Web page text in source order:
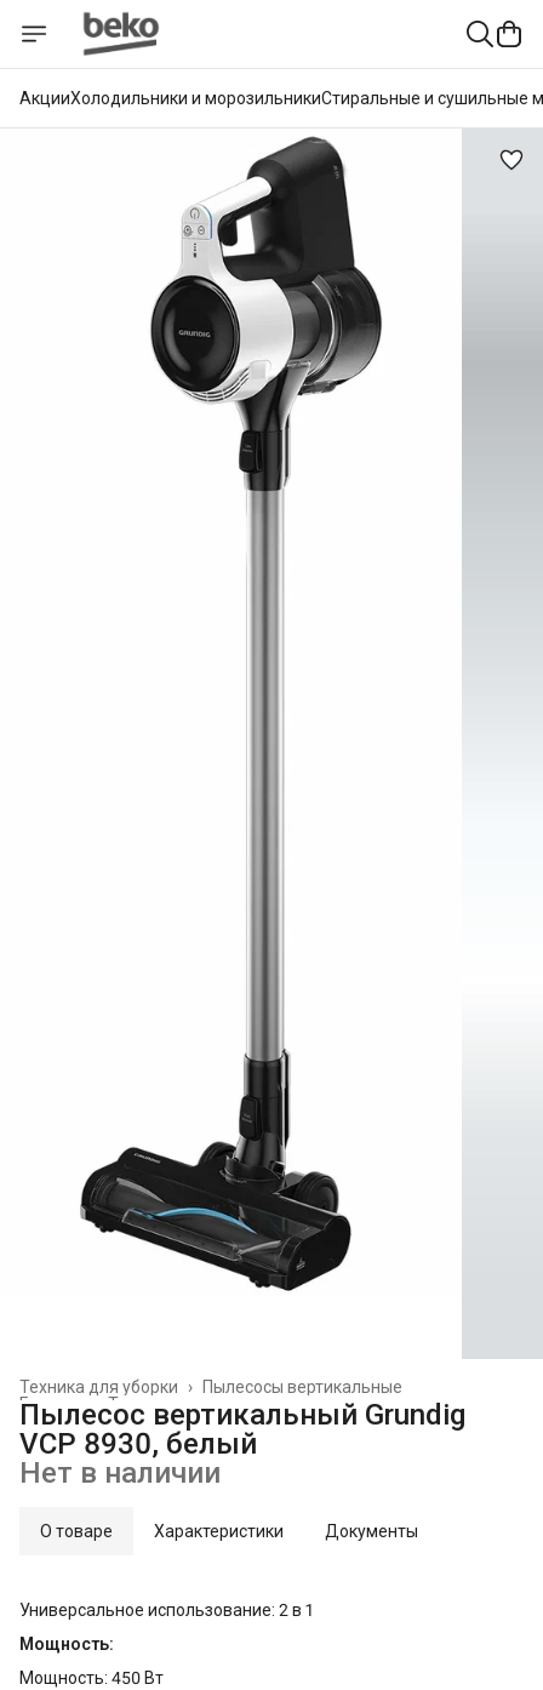
АкцииХолодильники и морозильникиСтиральные и сушильные
Пылесосы вертикальные
Техника для уборки
›
Техника для дома
Главная
Пылесос вертикальный Grundig
VCP 8930, белый
Нет в наличии
О товаре Характеристики Документы
Универсальное использование: 2 в 1
Мощность:
Мощность: 450 Вт